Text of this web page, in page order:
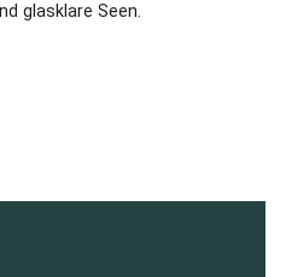
glasklare Seen.